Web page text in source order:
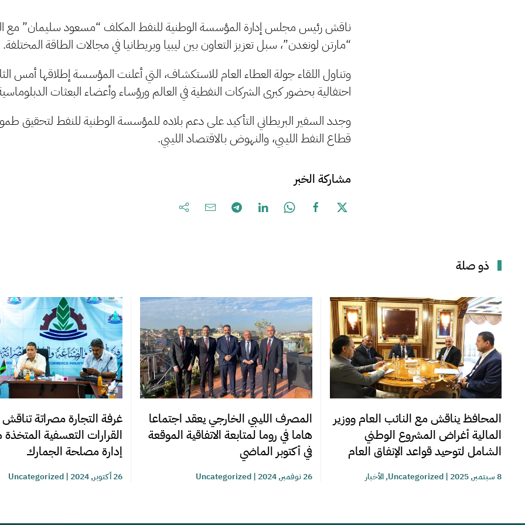
ناقش رئيس مجلس إدارة المؤسسة الوطنية للنفط المكلف “مسعود سليمان” مع
“مارتن لونغدن”، سبل تعزيز التعاون بين ليبيا وبريطانيا في مجالات الطاقة المختلفة.
وتناول اللقاء جولة العطاء العام للاستكشاف، التي أعلنت المؤسسة إطلاقها أمس
احتفالية بحضور كبرى الشركات النفطية في العالم ورؤساء وأعضاء البعثات
وجدد السفير البريطاني التأكيد على دعم بلاده للمؤسسة الوطنية للنفط لتحقيق
قطاع النفط الليبي، والنهوض بالاقتصاد الليبي.
مشاركة الخبر
ذو صلة
المحافظ يناقش مع النائب العام ووزير
المالية أغراض المشروع الوطني
الشامل لتوحيد قواعد الإنفاق العام
8 سبتمبر, 2025 |
Uncategorized
,الأخبار
المصرف الليبي الخارجي يعقد اجتماعا
هاما في روما لمتابعة الاتفاقية الموقعة
في أكتوبر الماضي
26 نوفمبر, 2024 |
Uncategorized
غرفة التجارة مصراتة
القرارات التعسفية
إدارة مصلحة الجمارك
26 أكتوبر, 2024 |
Uncategorized